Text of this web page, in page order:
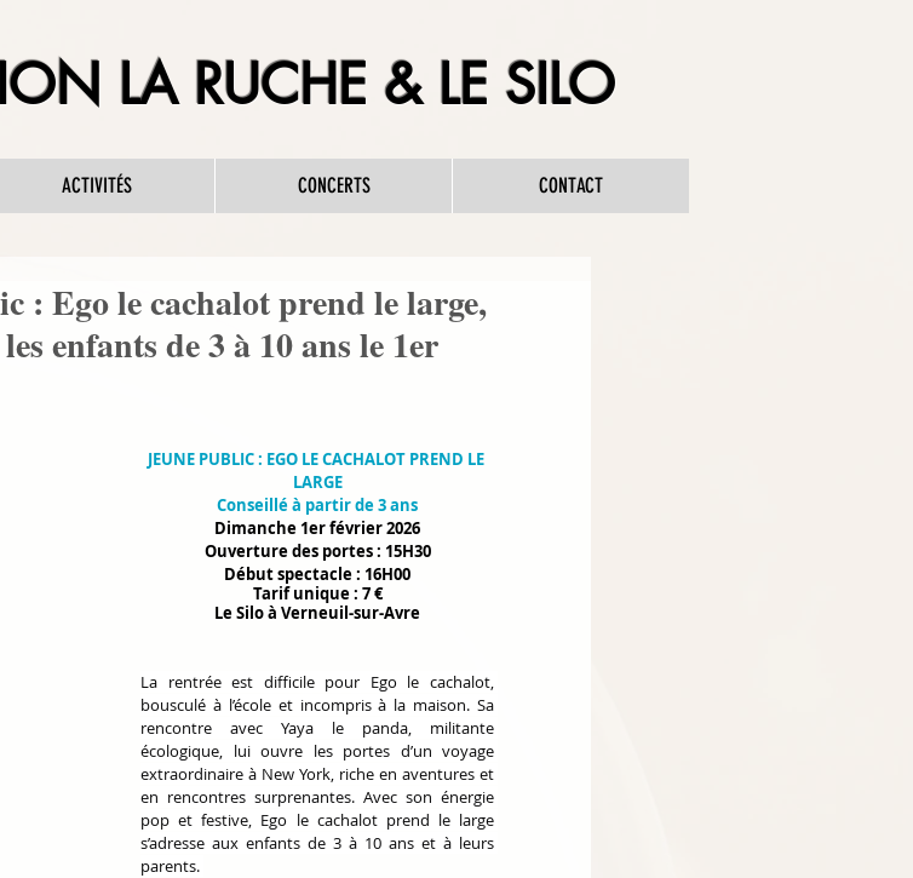
LA RUCHE & LE SILO
: Ego le cachalot prend le large,
enfants de 3 à 10 ans le 1er
JEUNE PUBLIC : EGO LE CACHALOT PREND LE
LARGE
Conseillé à partir de 3 ans
Dimanche 1er février 2026
Ouverture des portes : 15H30
Début spectacle : 16H00
Tarif unique : 7 €
Le Silo à Verneuil-sur-Avre
La rentrée est difficile pour Ego le cachalot,
bousculé à l’école et incompris à la maison. Sa
rencontre avec Yaya le panda, militante
écologique, lui ouvre les portes d’un voyage
extraordinaire à New York, riche en aventures et
en rencontres surprenantes. Avec son énergie
pop et festive, Ego le cachalot prend le large
s’adresse aux enfants de 3 à 10 ans et à leurs
parents.
ACTIVITÉS CONCERTS CONTACT